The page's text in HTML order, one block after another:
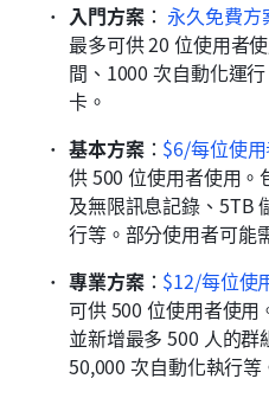
入門方案： 永久免費方
最多可供 20 位使用者
間、1000 次自動化運
卡。
基本方案： $6/每位使
供 500 位使用者使用
及無限訊息記錄、5TB
行等。部分使用者可能
專業方案： $12/每位使
可供 500 位使用者使用
並新增最多 500 人的群
50,000 次自動化執行等